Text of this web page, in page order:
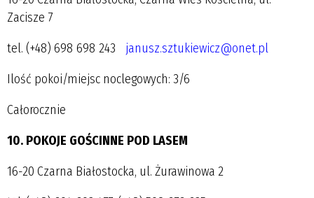
Zacisze 7
tel. (+48) 698 698 243 janusz.sztukiewicz@onet.pl
Ilość pokoi/miejsc noclegowych: 3/6
Całorocznie
10. POKOJE GOŚCINNE POD LASEM
16-20 Czarna Białostocka, ul. Żurawinowa 2